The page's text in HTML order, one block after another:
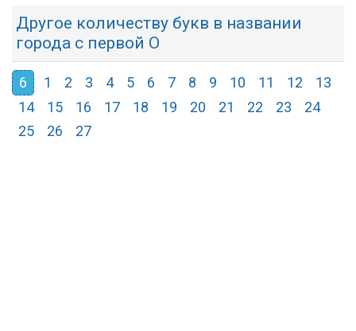
Другое количеству букв в названии
города с первой О
6 1 2 3 4 5 6 7 8 9 10 11 12
13
14
15 16 17 18 19 20 21 22 23
24
25
26 27